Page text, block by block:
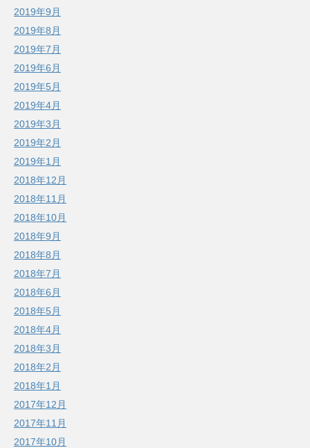
2019年9月
2019年8月
2019年7月
2019年6月
2019年5月
2019年4月
2019年3月
2019年2月
2019年1月
2018年12月
2018年11月
2018年10月
2018年9月
2018年8月
2018年7月
2018年6月
2018年5月
2018年4月
2018年3月
2018年2月
2018年1月
2017年12月
2017年11月
2017年10月